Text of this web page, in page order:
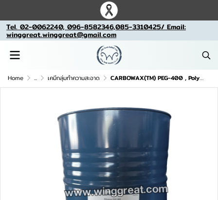
Tel. 02-0062240, 096-8582346,085-3310425/ Email:
winggreat.winggreat@gmail.com
Home ... เคมีกลุ่มทำความสะอาด CARBOWAX(TM) PEG-400 , Polyethylene Glycol, โพลี่เอธิลลีนไกลคอล , พีอีจี-400